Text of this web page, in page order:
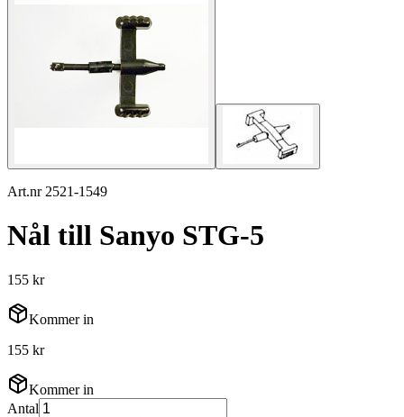
Art.nr 2521-1549
Nål till Sanyo STG-5
155 kr
Kommer in
155 kr
Kommer in
Antal